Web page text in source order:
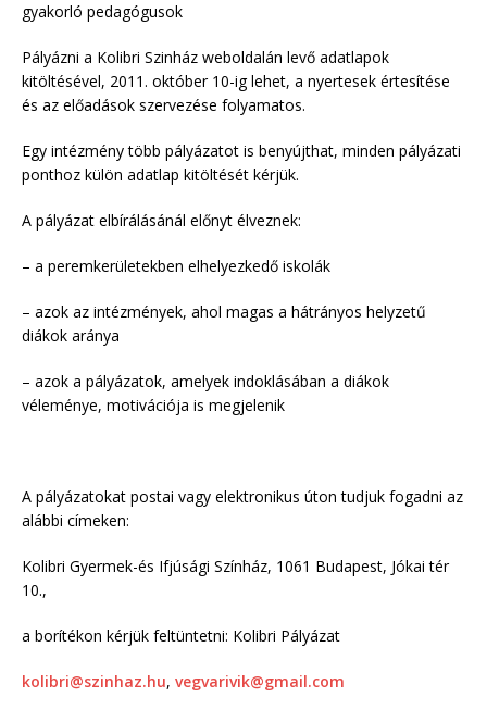
gyakorló pedagógusok
Pályázni a Kolibri Szinház weboldalán levő adatlapok
kitöltésével, 2011. október 10-ig lehet, a nyertesek értesítése
és az előadások szervezése folyamatos.
Egy intézmény több pályázatot is benyújthat, minden pályázati
ponthoz külön adatlap kitöltését kérjük.
A pályázat elbírálásánál előnyt élveznek:
– a peremkerületekben elhelyezkedő iskolák
– azok az intézmények, ahol magas a hátrányos helyzetű
diákok aránya
– azok a pályázatok, amelyek indoklásában a diákok
véleménye, motivációja is megjelenik
A pályázatokat postai vagy elektronikus úton tudjuk fogadni az
alábbi címeken:
Kolibri Gyermek-és Ifjúsági Színház, 1061 Budapest, Jókai tér
10.,
a borítékon kérjük feltüntetni: Kolibri Pályázat
kolibri@szinhaz.hu, vegvarivik@gmail.com